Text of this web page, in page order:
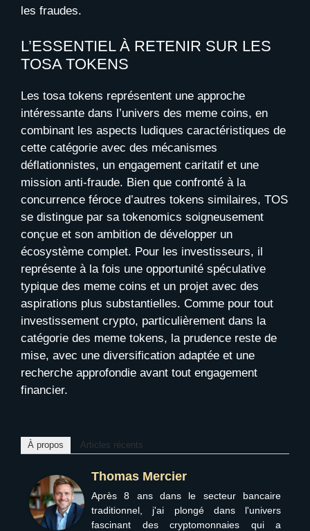
les fraudes.
L’ESSENTIEL À RETENIR SUR LES
TOSA TOKENS
Les tosa tokens représentent une approche
intéressante dans l’univers des meme coins, en
combinant les aspects ludiques caractéristiques de
cette catégorie avec des mécanismes
déflationnistes, un engagement caritatif et une
mission anti-fraude. Bien que confronté à la
concurrence féroce d’autres tokens similaires, TOS
se distingue par sa tokenomics soigneusement
conçue et son ambition de développer un
écosystème complet. Pour les investisseurs, il
représente à la fois une opportunité spéculative
typique des meme coins et un projet avec des
aspirations plus substantielles. Comme pour tout
investissement crypto, particulièrement dans la
catégorie des meme tokens, la prudence reste de
mise, avec une diversification adaptée et une
recherche approfondie avant tout engagement
financier.
À propos Articles récents
Thomas Mercier
Après 8 ans dans le secteur bancaire
traditionnel, j'ai plongé dans l'univers
fascinant des cryptomonnaies qui a